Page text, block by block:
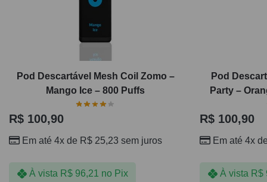
Pod Descartável Mesh Coil Zomo –
Mango Ice – 800 Puffs
R$ 100,90
Em até 4x de R$ 25,23 sem juros
À vista R$96,21 no Pix
Pod
Party –
R$ 100,90
Em até 4x
À vista R$